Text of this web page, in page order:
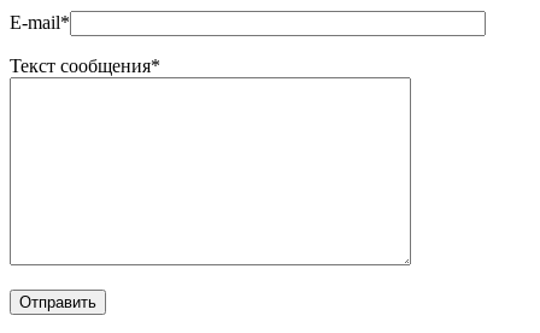
E-mail*
Текст сообщения*
Оставьте это поле пустым.
Отправить